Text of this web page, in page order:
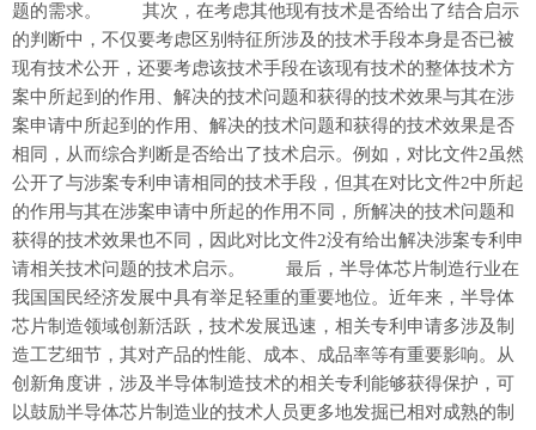
题的需求。 其次，在考虑其他现有技术是否给出了结合启示
的判断中，不仅要考虑区别特征所涉及的技术手段本身是否已被
现有技术公开，还要考虑该技术手段在该现有技术的整体技术方
案中所起到的作用、解决的技术问题和获得的技术效果与其在涉
案申请中所起到的作用、解决的技术问题和获得的技术效果是否
相同，从而综合判断是否给出了技术启示。例如，对比文件2虽然
公开了与涉案专利申请相同的技术手段，但其在对比文件2中所起
的作用与其在涉案申请中所起的作用不同，所解决的技术问题和
获得的技术效果也不同，因此对比文件2没有给出解决涉案专利申
请相关技术问题的技术启示。 最后，半导体芯片制造行业在
我国国民经济发展中具有举足轻重的重要地位。近年来，半导体
芯片制造领域创新活跃，技术发展迅速，相关专利申请多涉及制
造工艺细节，其对产品的性能、成本、成品率等有重要影响。从
创新角度讲，涉及半导体制造技术的相关专利能够获得保护，可
以鼓励半导体芯片制造业的技术人员更多地发掘已相对成熟的制